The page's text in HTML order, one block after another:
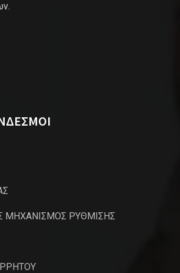
ΜΗΧΑΝΙΣΜΟΣ ΡΥΘΜΙΣΗΣ